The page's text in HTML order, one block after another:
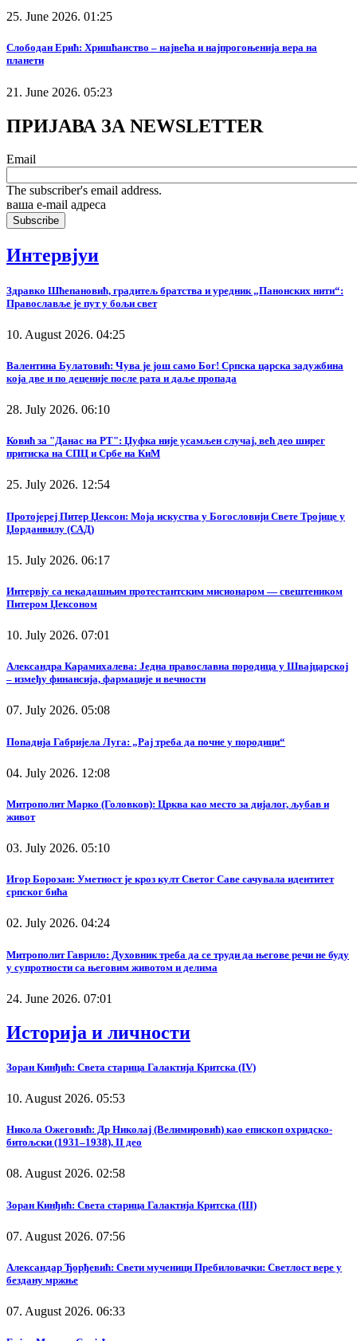
25. June 2026. 01:25
Слободан Ерић: Хришћанство – највећа и најпрогоњенија вера на
планети
21. June 2026. 05:23
ПРИЈАВА ЗА NEWSLETTER
Email
The subscriber's email address.
ваша е-mail адреса
Интервјуи
Здравко Шћепановић, градитељ братства и уредник „Панонских нити“:
Православље је пут у бољи свет
10. August 2026. 04:25
Валентина Булатовић: Чува је још само Бог! Српска царска задужбина
која две и по деценије после рата и даље пропада
28. July 2026. 06:10
Ковић за "Данас на РТ": Џуфка није усамљен случај, већ део ширег
притиска на СПЦ и Србе на КиМ
25. July 2026. 12:54
Протојереј Питер Џексон: Моја искуства у Богословији Свете Тројице у
Џорданвилу (САД)
15. July 2026. 06:17
Интервју са некадашњим протестантским мисионаром — свештеником
Питером Џексоном
10. July 2026. 07:01
Александра Карамихалева: Једна православна породица у Швајцарској
– између финансија, фармације и вечности
07. July 2026. 05:08
Попадија Габријела Луга: „Рај треба да почне у породици“
04. July 2026. 12:08
Митрополит Марко (Головков): Црква као место за дијалог, љубав и
живот
03. July 2026. 05:10
Игор Борозан: Уметност је кроз култ Светог Саве сачувала идентитет
српског бића
02. July 2026. 04:24
Митрополит Гаврило: Духовник треба да се труди да његове речи не буду
у супротности са његовим животом и делима
24. June 2026. 07:01
Историја и личности
Зоран Кинђић: Света старица Галактија Критска (IV)
10. August 2026. 05:53
Никола Ожеговић: Др Николај (Велимировић) као епископ охридско-
битољски (1931–1938), II део
08. August 2026. 02:58
Зоран Кинђић: Света старица Галактија Критска (III)
07. August 2026. 07:56
Александар Ђорђевић: Свети мученици Пребиловачки: Светлост вере у
бездану мржње
07. August 2026. 06:33